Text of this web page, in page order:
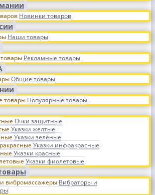
Новинки товаров
Наши товары
Рекламные товары
Общие товары
Популярные товары
Очки защитные
Указки желтые
Указки зелёные
Указки инфракрасные
Указки красные
Указки фиолетовые
Вибраторы и